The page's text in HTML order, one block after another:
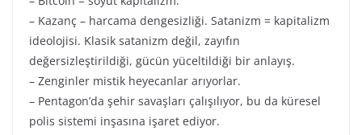
– Kazanç – harcama dengesizliği. Satanizm = kapitalizm
ideolojisi. Klasik satanizm değil, zayıfın
değersizleştirildiği, gücün yüceltildiği bir anlayış.
– Zenginler mistik heyecanlar arıyorlar.
– Pentagon’da şehir savaşları çalışılıyor, bu da küresel
polis sistemi inşasına işaret ediyor.